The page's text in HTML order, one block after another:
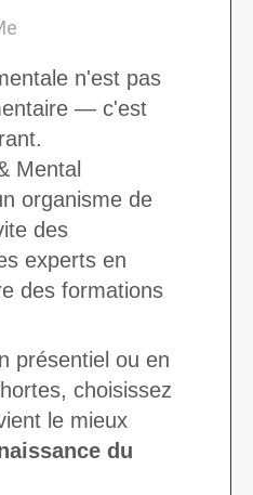
n'est pas
— c'est
Mental
organisme de
des
experts en
des formations
présentiel ou en
choisissez
le mieux
du